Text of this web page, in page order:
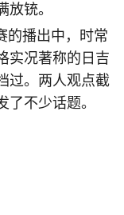
铳。
的播出中，时常
实况著称的日吉
过。两人观点截
不少话题。